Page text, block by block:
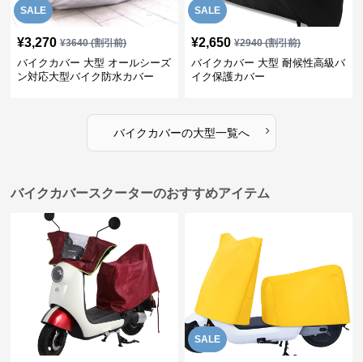
SALE
¥3,270 ¥3640(割引前)
バイクカバー 大型 オールシーズ
ン対応大型バイク防水カバー
SALE
¥2,650 ¥2940(割引前)
バイクカバー 大型 耐候性高級バ
イク保護カバー
バイクカバーの大型一覧へ ›
バイクカバースクーターのおすすめアイテム
SALE